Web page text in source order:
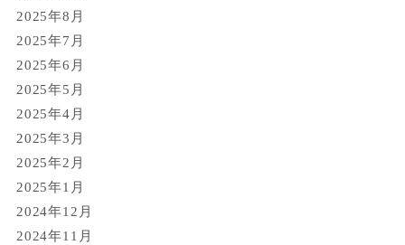
2025年8月
2025年7月
2025年6月
2025年5月
2025年4月
2025年3月
2025年2月
2025年1月
2024年12月
2024年11月